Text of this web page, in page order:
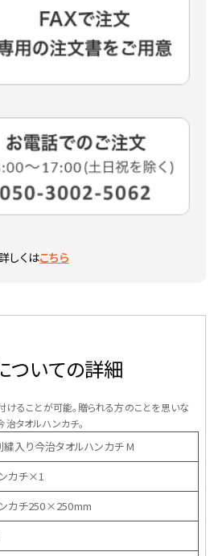
しくはこちら
ついての詳細
けることが可能。贈られる方のことを思いな
タオルハンカチ。
入り今治タオルハンカチ M
カチ×1
カチ250×250mm